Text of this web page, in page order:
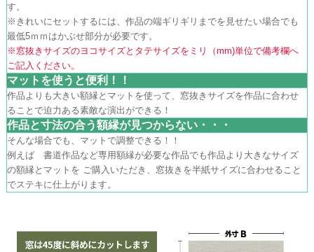
す。
※きれいにセットするには、作品の端ギリギリまでを見せたい場合でも
最低5ｍｍはかぶせ部分が必要です。
※窓抜きサイズのヨコサイズとタテサイズをミリ（mm)単位で備考欄へ
ご記入ください。
マットを使うと便利！！
作品よりも大きい額縁とマットを使って、窓抜きサイズを作品に合わせ
ることで迫力ある素敵な演出ができる！
作品と寸法の合う額縁が見つからない・・・
そんな場合でも、マットで調整できる！！
例えば 書道作品など専用額縁が必要な作品でも作品より大きなサイズ
の額縁とマットを ご購入いただき、窓抜きを半紙サイズに合わせること
でステキに仕上がります。